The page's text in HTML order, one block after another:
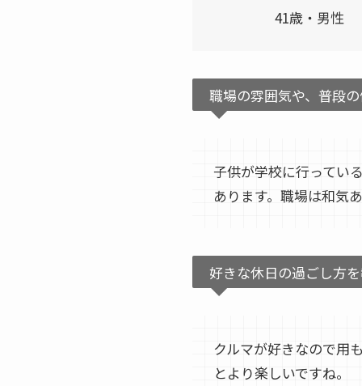
41歳・男性
職場の雰囲気や、普段
子供が学校に行ってい
あります。職場は和気
好きな休日の過ごし方
クルマが好きなので用
とより楽しいですね。